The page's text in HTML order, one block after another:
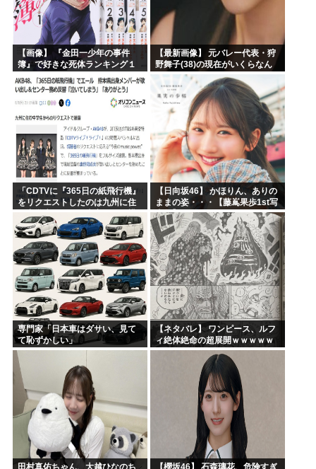
【画像】 『金田一少年の事件
簿』で好きな死体ランキング１
位がこちら！
【最新画像】 元バレー代表・狩
野舞子(38)の現在がいくらなん
でも即ハボすぎる！
「CDTVに『365日の紙飛行機』
をリクエストしたのは九州に住
む中学生」←この事実って結構
デカいよな【AKB48】
【日向坂46】 かほりん、ありの
ままの姿・・・【藤嶌果歩1st写
真集】
専門家「日本車はダサい、見て
て恥ずかしい」
【ネタバレ】 ワンピース、ルフ
ィ絶体絶命の超展開ｗｗｗｗｗ
ｗｗｗｗｗｗｗｗｗｗｗｗｗｗ
ｗｗｗｗｗｗｗｗｗｗｗｗｗｗ
ｗｗｗｗｗｗｗｗｗｗｗｗ...
田村真佑ちゃん、大越ひなのち 【櫻坂46】 石森璃花、危険すぎ